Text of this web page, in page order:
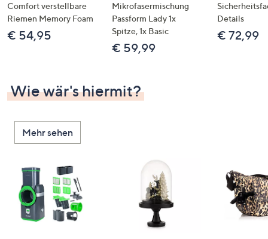
rechts,
um
diese
Comfort verstellbare
Riemen Memory Foam
€ 54,95
Mikrofasermischung
Passform Lady 1x
Spitze, 1x Basic
€ 59,99
Details
€ 72,99
Wie wär's hiermit?
Mehr sehen